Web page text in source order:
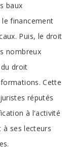
baux
financement
Puis, le droit
nombreux
droit
Cette
réputés
à l'activité
ses lecteurs